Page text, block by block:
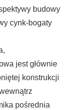
budowy
cynk-bogaty
jest głównie
konstrukcji
pośrednia